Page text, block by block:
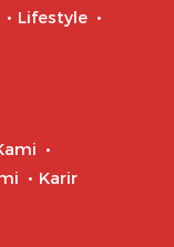
Lifestyle
Karir